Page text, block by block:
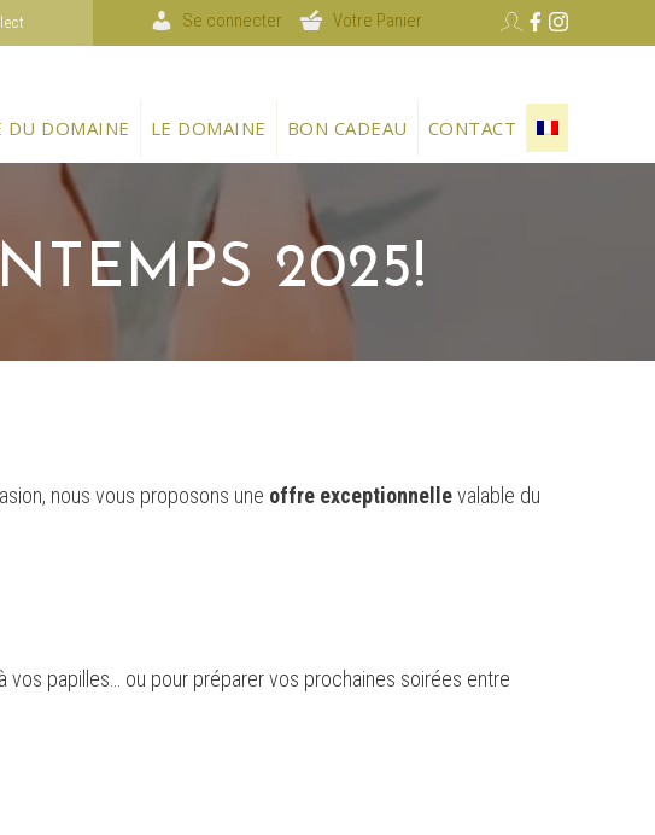
Se connecter Votre Panier
DU DOMAINE LE DOMAINE BON CADEAU CONTACT
2025!
nous vous proposons une offre exceptionnellevalable du
vos papilles… ou pour préparer vos prochaines soirées entre